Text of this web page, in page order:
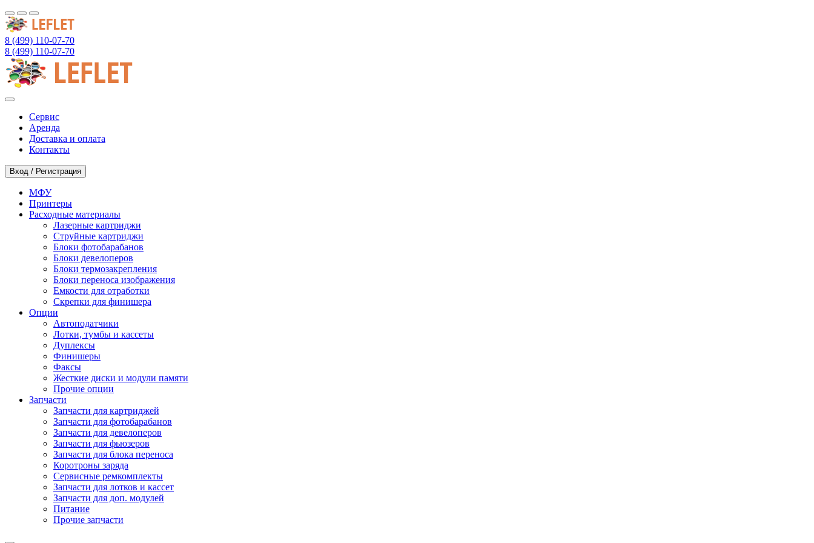
8 (499) 110-07-70
8 (499) 110-07-70
Сервис
Аренда
Доставка и оплата
Контакты
Вход / Регистрация
МФУ
Принтеры
Расходные материалы
Лазерные картриджи
Струйные картриджи
Блоки фотобарабанов
Блоки девелоперов
Блоки термозакрепления
Блоки переноса изображения
Емкости для отработки
Скрепки для финишера
Опции
Автоподатчики
Лотки, тумбы и кассеты
Дуплексы
Финишеры
Факсы
Жесткие диски и модули памяти
Прочие опции
Запчасти
Запчасти для картриджей
Запчасти для фотобарабанов
Запчасти для девелоперов
Запчасти для фьюзеров
Запчасти для блока переноса
Коротроны заряда
Сервисные ремкомплекты
Запчасти для лотков и кассет
Запчасти для доп. модулей
Питание
Прочие запчасти